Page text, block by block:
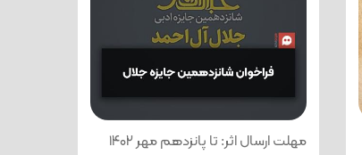
مهلت ارسال اثر: تا پانزدهم مهر ۱۴۰۲